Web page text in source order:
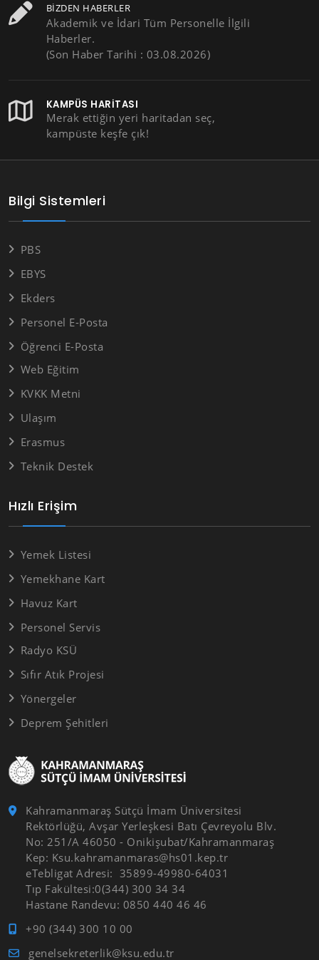
BIZDEN HABERLER
Akademik ve İdari Tüm Personelle İlgili
Haberler.
(Son Haber Tarihi : 03.08.2026)
KAMPÜS HARITASI
Merak ettiğin yeri haritadan seç,
kampüste keşfe çık!
Kahramanmaraş Sütçü İmam Üniversitesi
Rektörlüğü, Avşar Yerleşkesi Batı Çevreyolu Blv.
No: 251/A 46050 - Onikişubat/Kahramanmaraş
Kep: Ksu.kahramanmaras@hs01.kep.tr
eTebligat Adresi: 35899-49980-64031
Tıp Fakültesi:0(344) 300 34 34
Hastane Randevu: 0850 440 46 46
+90 (344) 300 10 00
genelsekreterlik@ksu.edu.tr
Hızlı Erişim
Yemek Listesi
Yemekhane Kart
Havuz Kart
Personel Servis
Radyo KSÜ
Sıfır Atık Projesi
Yönergeler
Deprem Şehitleri
Bilgi Sistemleri
PBS
EBYS
Ekders
Personel E-Posta
Öğrenci E-Posta
Web Eğitim
KVKK Metni
Ulaşım
Erasmus
Teknik Destek